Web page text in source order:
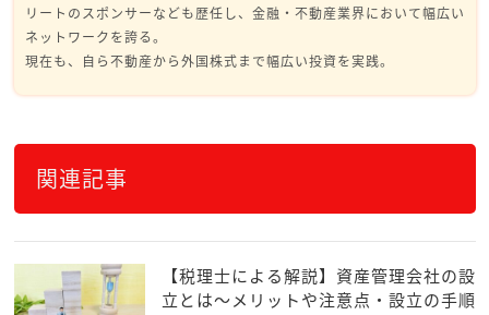
リートのスポンサーなども歴任し、金融・不動産業界において幅広い
ネットワークを誇る。
現在も、自ら不動産から外国株式まで幅広い投資を実践。
関連記事
【税理士による解説】資産管理会社の設
立とは～メリットや注意点・設立の手順